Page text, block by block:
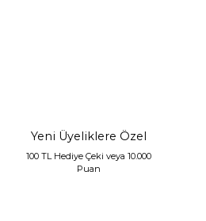
Yeni Üyeliklere Özel
100 TL Hediye Çeki veya 10.000
Puan